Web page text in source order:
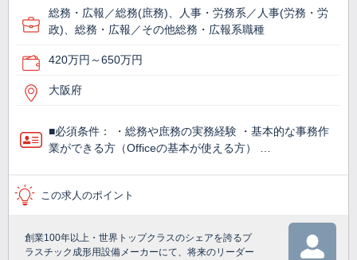
総務・広報／総務(庶務)、人事・労務系／人事(労務・労
政)、総務・広報／その他総務・広報系職種
420万円～650万円
大阪府
■必須条件： ・総務や庶務の実務経験 ・基本的な事務作
業ができる方（Officeの基本が使える方） …
この求人のポイント
創業100年以上・世界トップクラスのシェアを誇るプ
ラスチック成形用設備メーカーにて、将来のリーダー